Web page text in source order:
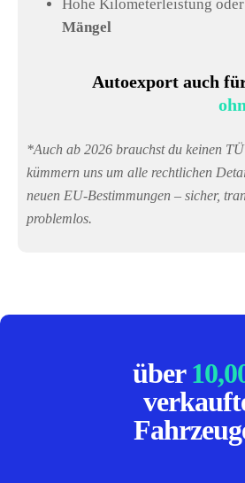
Hohe Kilometerleistung oder
Mängel
Autoexport auch
*Auch ab 2026 brauchst du keinen
kümmern uns um alle rechtlichen
neuen EU-Bestimmungen – sicher,
problemlos.
über